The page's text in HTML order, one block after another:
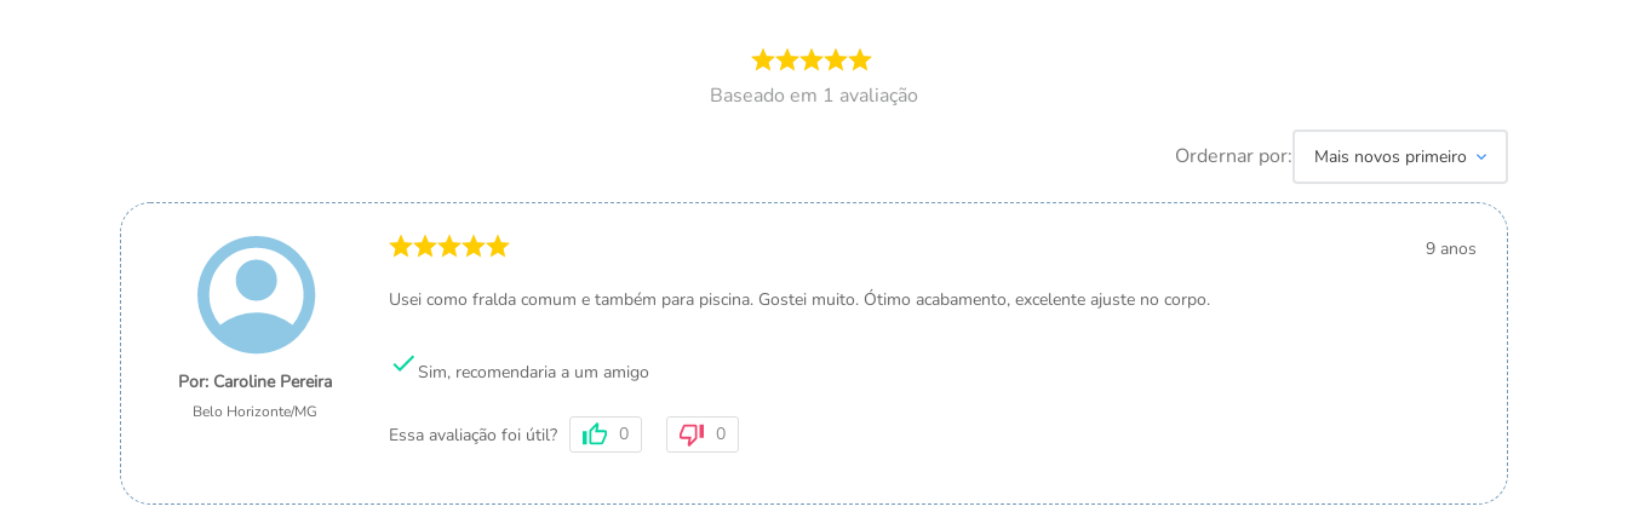
×
Telefone
1 avaliação
Ordernar por: Mais novos primeiro
Caroline Pereira
Belo Horizonte/MG
9 anos
Usei como fralda comum e também para piscina. Gostei muito. Ótimo acabamento, excelente ajuste no corpo.
Sim, recomendaria a um amigo
Essa avaliação foi útil? 0 0